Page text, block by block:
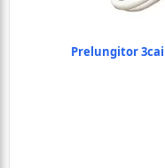
Prelungitor